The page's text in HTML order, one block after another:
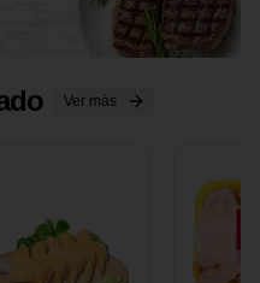
Ver más